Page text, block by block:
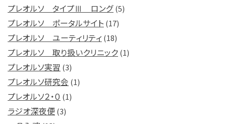
プレオルソ タイプⅢ ロング(5)
プレオルソ ポータルサイト(17)
プレオルソ ユーティリティ(18)
プレオルソ 取り扱いクリニック(1)
プレオルソ実習 (3)
プレオルソ研究会 (1)
プレオルソ２・０ (1)
ラジオ深夜便(3)